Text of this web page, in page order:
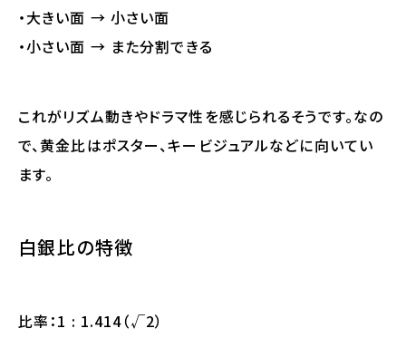
・大きい面 → 小さい面
・小さい面 → また分割できる
これがリズム動きやドラマ性を感じられるそうです。なの
で、黄金比はポスター、キービジュアルなどに向いてい
ます。
白銀比の特徴
比率：1 : 1.414（√2）